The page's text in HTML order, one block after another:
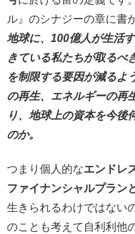
ル』のシナジーの章に書
地球に、100億人が生活
きている私たちが取るべ
を制限する要因が減るよ
の再生、エネルギーの再
り、地球上の資本を今後
のか。
つまり個人的なエンドレ
ファイナンシャルプラン
生きられるわけではない
のことも考えて自利利他